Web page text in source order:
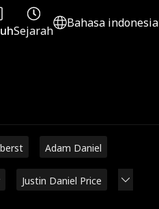
Sejarah
Bahasa indonesia
Adam Daniel
Justin Daniel Price